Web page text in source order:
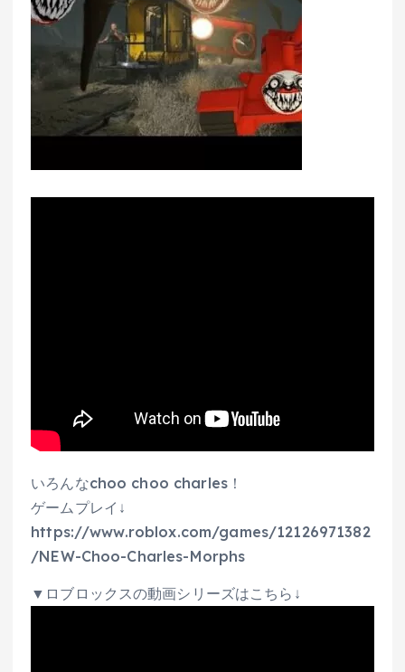
いろんなchoo choo charles！
ゲームプレイ↓
https://www.roblox.com/games/12126971382
/NEW-Choo-Charles-Morphs
▼ロブロックスの動画シリーズはこちら↓